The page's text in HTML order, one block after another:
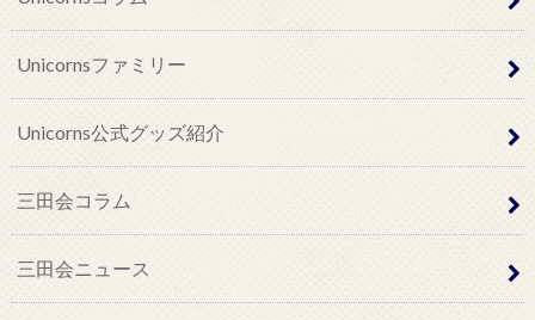
Unicornsファミリー
Unicorns公式グッズ紹介
三田会コラム
三田会ニュース